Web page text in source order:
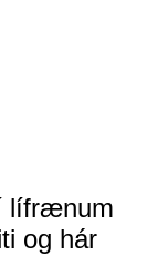
lífrænum
og hár